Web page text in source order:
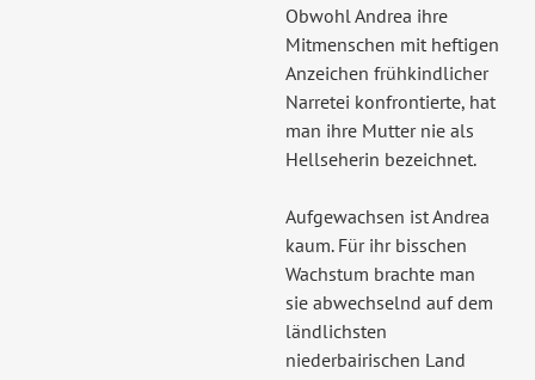
Obwohl Andrea ihre
Mitmenschen mit heftigen
Anzeichen frühkindlicher
Narretei konfrontierte, hat
man ihre Mutter nie als
Hellseherin bezeichnet.
Aufgewachsen ist Andrea
kaum. Für ihr bisschen
Wachstum brachte man
sie abwechselnd auf dem
ländlichsten
niederbairischen Land